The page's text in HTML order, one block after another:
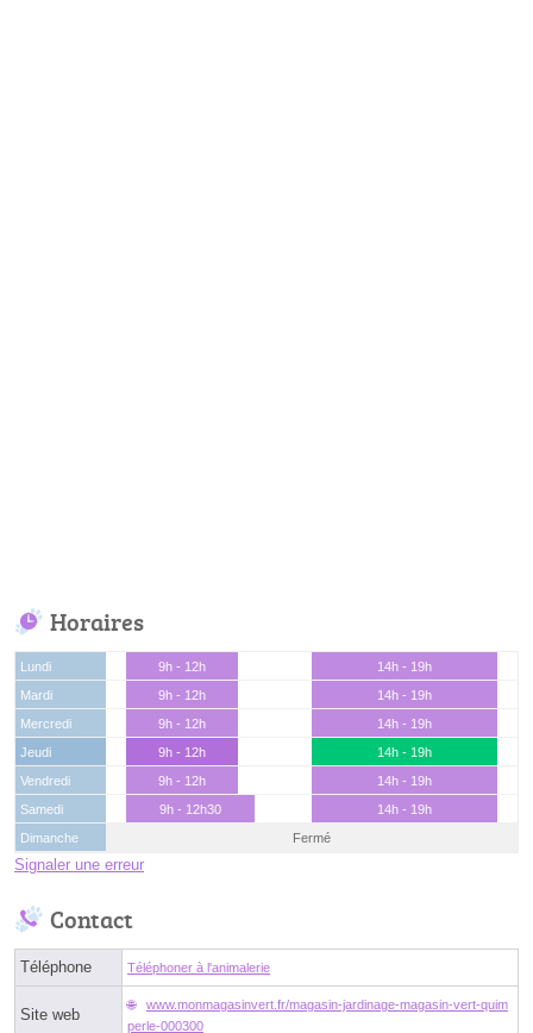
Horaires
Lundi 9h - 12h
14h - 19h
Mardi
9h - 12h
14h - 19h
Mercredi
9h - 12h
14h - 19h
Jeudi
9h - 12h
14h - 19h
Vendredi
9h - 12h
14h - 19h
Samedi
9h - 12h30
14h - 19h
Dimanche
Fermé
Signaler une erreur
Contact
Téléphone Téléphoner à l'animalerie
Site web
www.monmagasinvert.fr/magasin-jardinage-magasin-vert-quim
perle-000300